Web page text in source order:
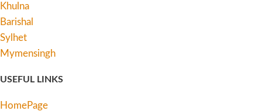
Khulna
Barishal
Sylhet
Mymensingh
USEFUL LINKS
HomePage